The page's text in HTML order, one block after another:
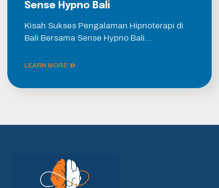
Sense Hypno Bali
Kisah Sukses Pengalaman Hipnoterapi di
Bali Bersama Sense Hypno Bali…
LEARN MORE